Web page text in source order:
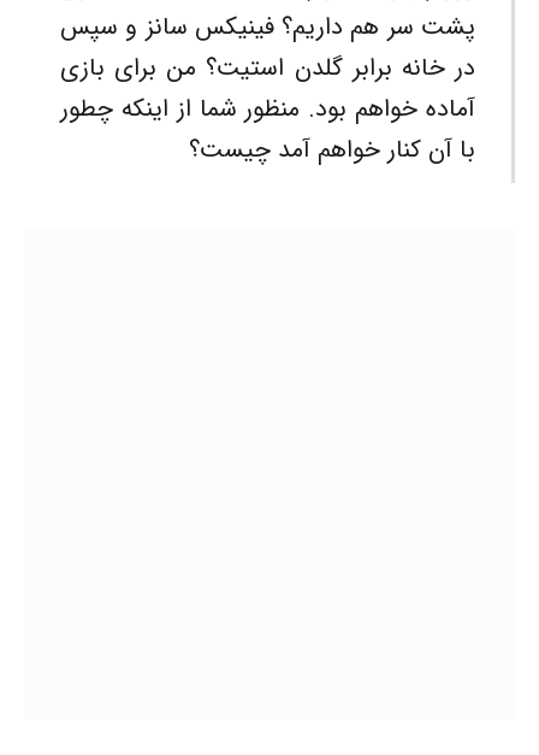
پشت سر هم داریم؟ فینیکس سانز و سپس
در خانه برابر گلدن استیت؟ من برای بازی
آماده خواهم بود. منظور شما از اینکه چطور
با آن کنار خواهم آمد چیست؟